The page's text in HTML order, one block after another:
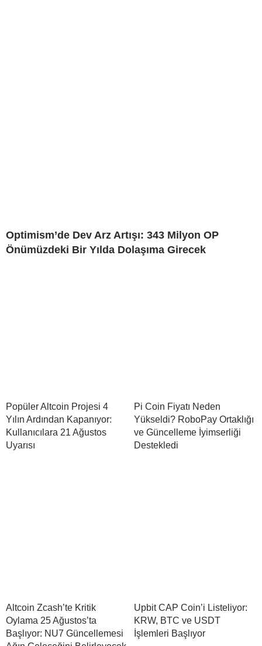
Optimism’de Dev Arz Artışı: 343 Milyon OP
Önümüzdeki Bir Yılda Dolaşıma Girecek
Popüler Altcoin Projesi 4
Yılın Ardından Kapanıyor:
Kullanıcılara 21 Ağustos
Uyarısı
Pi Coin Fiyatı Neden
Yükseldi? RoboPay Ortaklığı
ve Güncelleme İyimserliği
Destekledi
Altcoin Zcash’te Kritik
Oylama 25 Ağustos’ta
Başlıyor: NU7 Güncellemesi
Upbit CAP Coin’i Listeliyor:
KRW, BTC ve USDT
İşlemleri Başlıyor